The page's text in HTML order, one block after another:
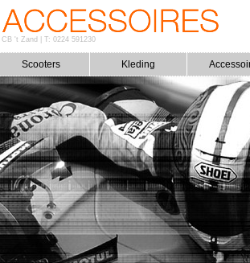
CB 't Zand T: 0224 591230
Scooters Kleding